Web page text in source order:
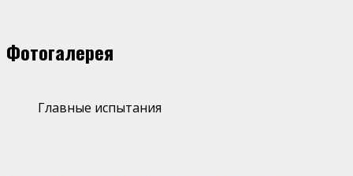
Фотогалерея
Главные испытания